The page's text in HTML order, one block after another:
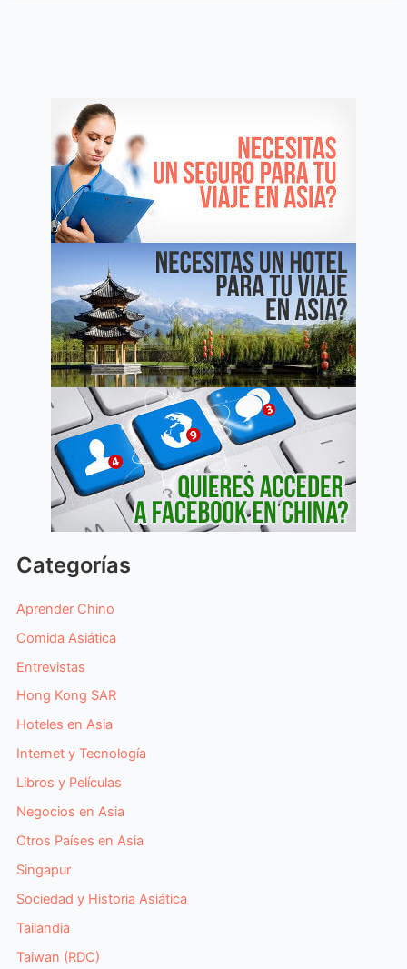
Categorías
Aprender Chino
Comida Asiática
Entrevistas
Hong Kong SAR
Hoteles en Asia
Internet y Tecnología
Libros y Películas
Negocios en Asia
Otros Países en Asia
Singapur
Sociedad y Historia Asiática
Tailandia
Taiwan (RDC)